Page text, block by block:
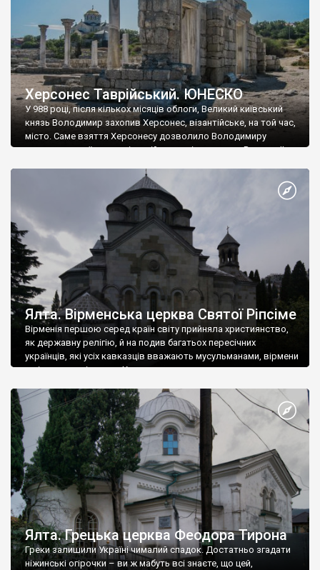
Херсонес Таврійський. ЮНЕСКО
У 988 році, після кількох місяців облоги, Великий київський
князь Володимир захопив Херсонес, візантійське, на той час,
місто. Саме взяття Херсонесу дозволило Володимиру
диктувати свої умови візантійському імператору Василю ІІ, та
Херсонесі Володимир-язичник, став Василем-християнином.
А потім було Хрещення Русі. На честь Херсонесу Таврійського
Ялта. Вірменська церква Святої Ріпсіме
Вірменія першою серед країн світу прийняла християнство,
як державну релігію, й на подив багатьох пересічних
українців, які усіх кавказців вважають мусульманами, вірмени
є відданими вірянами Христа
Ялта. Грецька церква Феодора Тирона
Греки залишили Україні чималий спадок. Достатньо згадати
ніжинські огірочки – ви ж мабуть всі знаєте, що цей,